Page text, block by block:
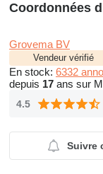
Coordonnées
Grovema BV
Vendeur vérifié
En stock: 6332
depuis 17 ans sur
4.5
Suivre